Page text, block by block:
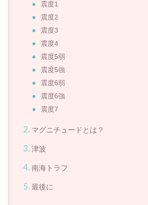
震度1
震度2
震度3
震度4
震度5弱
震度5強
震度6弱
震度6強
震度7
マグニチュードとは？
津波
南海トラフ
最後に